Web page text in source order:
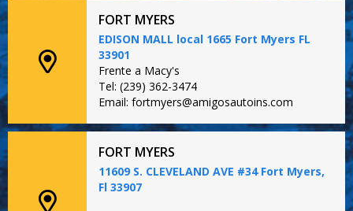
FORT MYERS
EDISON MALL local 1665 Fort Myers FL
33901
Frente a Macy's
Tel: (239) 362-3474
Email: fortmyers@amigosautoins.com
FORT MYERS
11609 S. CLEVELAND AVE #34 Fort Myers,
Fl 33907